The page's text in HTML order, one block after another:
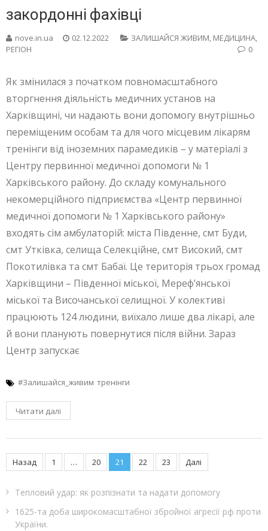
закордонні фахівці
nove.in.ua 02.12.2022 ЗАЛИШАЙСЯ ЖИВИМ, МЕДИЦИНА,
РЕГІОН
0
Як змінилася з початком повномасштабного
вторгнення діяльність медичних установ на
Харківщині, чи надають вони допомогу внутрішньо
переміщеним особам та для чого місцевим лікарям
тренінги від іноземних парамедиків – у матеріалі з
Центру первинної медичної допомоги № 1
Харківського району. До складу комунального
некомерційного підприємства «Центр первинної
медичної допомоги № 1 Харківського району»
входять сім амбулаторій: міста Південне, смт Буди,
смт Утківка, селища Селекційне, смт Високий, смт
Покотилівка та смт Бабаї. Це територія трьох громад
Харківщини – Південної міської, Мереф’янської
міської та Височанської селищної. У колективі
працюють 124 людини, виїхало лише два лікарі, але
й вони планують повернутися після війни. Зараз
Центр запускає
#Залишайся_живим тренінги
Читати далі
Пагінація
записів
Назад 1 … 20 21 22 23 Далі
Тепловий удар: як розпізнати та надати допомогу
1625-та доба широкомасштабної збройної агресії рф проти
України.